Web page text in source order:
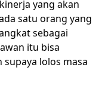
yang akan
satu orang yang
sebagai
itu bisa
lolos masa